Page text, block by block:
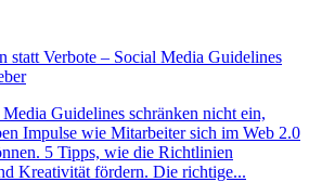
statt Verbote – Social Media Guidelines
Guidelines schränken nicht ein,
Impulse wie Mitarbeiter sich im Web 2.0
5 Tipps, wie die Richtlinien
Kreativität fördern. Die richtige...